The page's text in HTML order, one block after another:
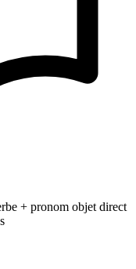
+ pronom objet direct